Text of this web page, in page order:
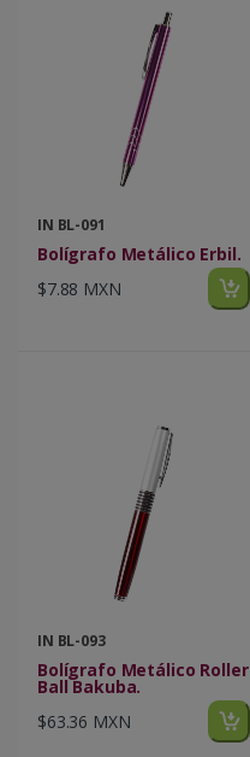
IN BL-091
Bolígrafo Metálico Erbil.
$7.88 MXN
IN BL-093
Bolígrafo Metálico Roller
Ball Bakuba.
$63.36 MXN